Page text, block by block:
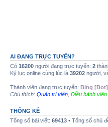
AI ĐANG TRỰC TUYẾN?
Có 16200 người đang trực tuyến: 2
Kỷ lục online cùng lúc là 39202 người,
Thành viên đang trực tuyến: Bing [Bot]
Chú thích: Quản trị viên Điều hành
THỐNG KÊ
Tổng số bài viết: 69413 • Tổng số chủ